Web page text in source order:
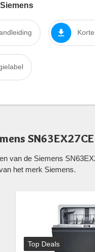
van de Siemens
het merk Siemens.
Top Deals